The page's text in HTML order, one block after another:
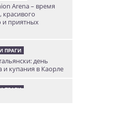
Arena – время
красивого
приятных
ПРАГИ
день
и купания в Каорле
ПРАГИ